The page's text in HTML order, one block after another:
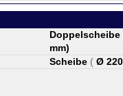
Doppelscheibe
mm)
Scheibe ( Ø